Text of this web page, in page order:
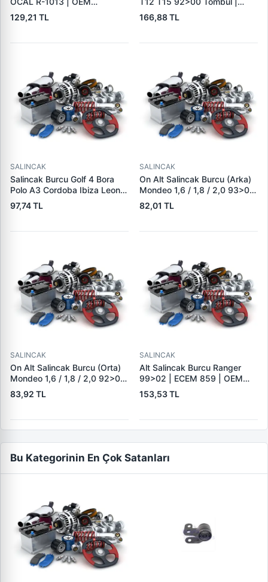
7704001600
129,21 TL
MKS 407 | OEM 92VB-3432-
AA 6608818
166,88 TL
SALINCAK
Salincak Burcu Golf 4 Bora
Polo A3 Cordoba Ibiza Leon
Fabia Octavia 1,6 1,8 1,8T
1,9TDI 2,0 | MKS 7511 | OEM
357407182
97,74 TL
SALINCAK
On Alt Salincak Burcu (Arka)
Mondeo 1,6 / 1,8 / 2,0 93>00
Buyuk Olcu: (G:46, 1,C:12,
D,C:60) | ECEM 722 | OEM
82,01 TL
SALINCAK
On Alt Salincak Burcu (Orta)
Mondeo 1,6 / 1,8 / 2,0 92>00
On Kucuk Çap:48MM | ECEM
721 | OEM 93BB 3063 AA
83,92 TL
SALINCAK
Alt Salincak Burcu Ranger
99>02 | ECEM 859 | OEM
XM34.3A493.AA 3665627
153,53 TL
Bu Kategorinin En Çok Satanları